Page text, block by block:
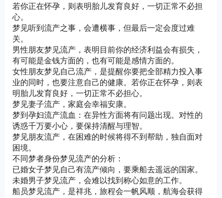
若你正在怀孕，则表明胎儿发育良好，一切正常不必担
心。
梦见听到流产之事，会遭横事，但最后一定会度过难
关。
男性朋友梦见流产，表明目前你的经济利益会有损失，
有可能是金钱方面的，也有可能是感情方面的。
女性朋友梦见自己流产，是提醒你要把全部精力投入事
业的同时，也要注意自己的健康。若你正在怀孕，则表
明胎儿发育良好，一切正常不必担心。
梦见妻子流产，家庭会幸福安康。
梦到孕妇流产流血：在异性方面将有问题出现。对性的
诱惑千万要小心，要保持清醒与理智。
梦见朋友流产，在困难的时候将得不到帮助，独自面对
困境。
不同梦者身份梦见流产的分析：
已婚女子梦见自己有流产倾向，要乘船去遥远的国家。
未婚男子梦见流产，会难以找到称心如意的工作。
船员梦见流产，是祥兆，旅程会一帆风顺，航海会获得